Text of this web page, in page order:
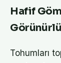
Hafif
Tohumları